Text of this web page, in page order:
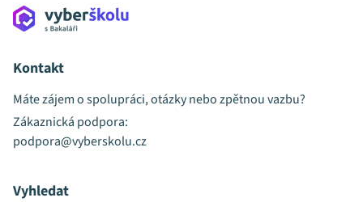
Kontakt
Máte zájem o spolupráci, otázky nebo zpětnou vazbu?
Zákaznická podpora:
podpora@vyberskolu.cz
Vyhledat